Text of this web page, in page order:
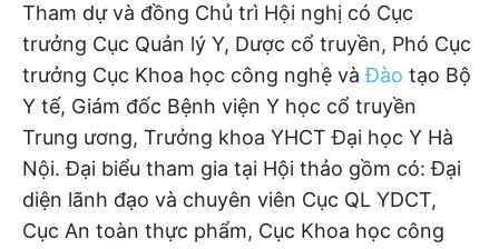
Tham dự và đồng Chủ trì Hội nghị có Cục
trưởng Cục Quản lý Y, Dược cổ truyền, Phó Cục
trưởng Cục Khoa học công nghệ vàĐào tạo Bộ
Y tế, Giám đốc Bệnh viện Y học cổ truyền
Trung ương, Trưởng khoa YHCT Đại học Y Hà
Nội. Đại biểu tham gia tại Hội thảo gồm có: Đại
diện lãnh đạo và chuyên viên Cục QL YDCT,
Cục An toàn thực phẩm, Cục Khoa học công